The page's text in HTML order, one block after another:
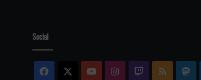
Social
Facebook YouTubeInstagram
TwitchRSS